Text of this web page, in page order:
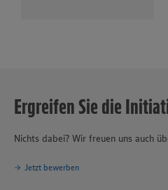
Ergreifen Sie die
Nichts dabei? Wir freuen uns auch
Jetzt bewerben